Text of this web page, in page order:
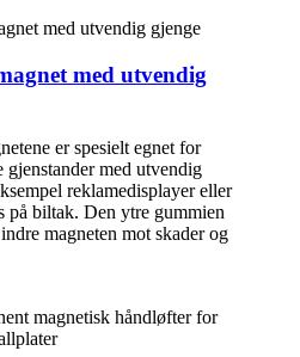
med utvendig
er spesielt egnet for
gjenstander med utvendig
reklamedisplayer eller
på biltak. Den ytre gummien
magneten mot skader og